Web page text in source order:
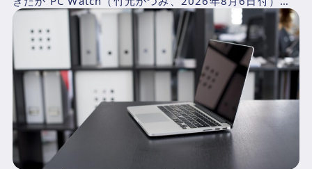
報道によれば、AlibabaのQwen...